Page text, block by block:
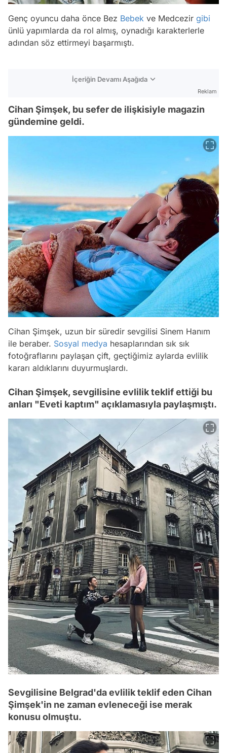
Genç oyuncu daha önce Bez Bebek ve Medcezir gibi
ünlü yapımlarda da rol almış, oynadığı karakterlerle
adından söz ettirmeyi başarmıştı.
İçeriğin Devamı Aşağıda
Reklam
Cihan Şimşek, bu sefer de ilişkisiyle magazin
gündemine geldi.
Cihan Şimşek, uzun bir süredir sevgilisi Sinem Hanım
ile beraber. Sosyal medya hesaplarından sık sık
fotoğraflarını paylaşan çift, geçtiğimiz aylarda evlilik
kararı aldıklarını duyurmuşlardı.
Cihan Şimşek, sevgilisine evlilik teklif ettiği bu
anları "Eveti kaptım" açıklamasıyla paylaşmıştı.
Sevgilisine Belgrad'da evlilik teklif eden Cihan
Şimşek'in ne zaman evleneceği ise merak
konusu olmuştu.